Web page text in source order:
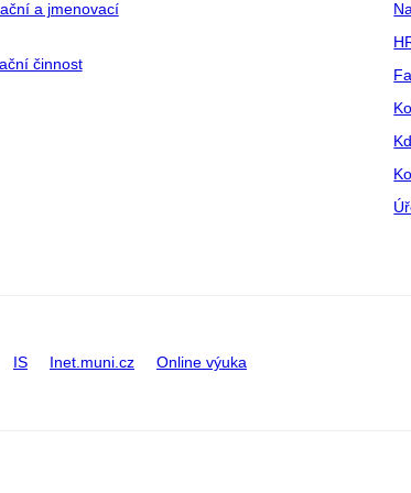
a jmenovací
činnost
IS Inet.muni.cz Online výuka